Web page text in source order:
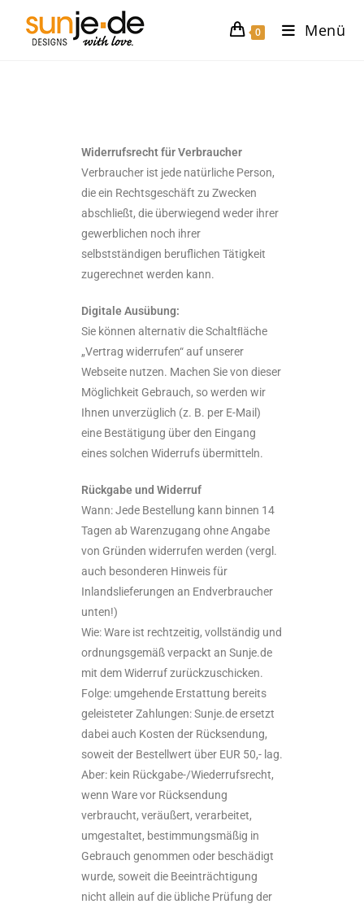
0 Menü
Widerrufsrecht für Verbraucher
Verbraucher ist jede natürliche Person,
die ein Rechtsgeschäft zu Zwecken
abschließt, die überwiegend weder ihrer
gewerblichen noch ihrer
selbstständigen beruflichen Tätigkeit
zugerechnet werden kann.
Digitale Ausübung:
Sie können alternativ die Schaltﬂäche
„Vertrag widerrufen“ auf unserer
Webseite nutzen. Machen Sie von dieser
Möglichkeit Gebrauch, so werden wir
Ihnen unverzüglich (z. B. per E-Mail)
eine Bestätigung über den Eingang
eines solchen Widerrufs übermitteln.
Rückgabe und Widerruf
Wann: Jede Bestellung kann binnen 14
Tagen ab Warenzugang ohne Angabe
von Gründen widerrufen werden (vergl.
auch besonderen Hinweis für
Inlandslieferungen an Endverbraucher
unten!)
Wie: Ware ist rechtzeitig, vollständig und
ordnungsgemäß verpackt an Sunje.de
mit dem Widerruf zurückzuschicken.
Folge: umgehende Erstattung bereits
geleisteter Zahlungen: Sunje.de ersetzt
dabei auch Kosten der Rücksendung,
soweit der Bestellwert über EUR 50,- lag.
Aber: kein Rückgabe-/Wiederrufsrecht,
wenn Ware vor Rücksendung
verbraucht, veräußert, verarbeitet,
umgestaltet, bestimmungsmäßig in
Gebrauch genommen oder beschädigt
wurde, soweit die Beeinträchtigung
nicht allein auf die übliche Prüfung der